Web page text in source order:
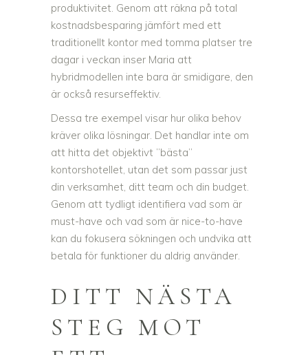
produktivitet. Genom att räkna på total
kostnadsbesparing jämfört med ett
traditionellt kontor med tomma platser tre
dagar i veckan inser Maria att
hybridmodellen inte bara är smidigare, den
är också resurseffektiv.
Dessa tre exempel visar hur olika behov
kräver olika lösningar. Det handlar inte om
att hitta det objektivt ”bästa”
kontorshotellet, utan det som passar just
din verksamhet, ditt team och din budget.
Genom att tydligt identifiera vad som är
must-have och vad som är nice-to-have
kan du fokusera sökningen och undvika att
betala för funktioner du aldrig använder.
DITT NÄSTA
STEG MOT